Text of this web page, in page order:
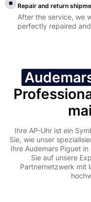
Repair and return
After the service, we
perfectly repaired
Ihre AP-Uhr ist ein
Sie, wie unser
Ihre Audemars Piguet
Sie auf unsere
Partnernetzwerk mit